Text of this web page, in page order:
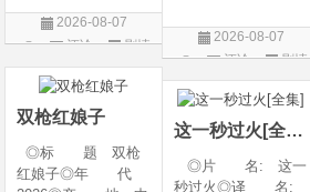
死亡的反面◎年
代: 2026◎产
别: 剧情 / 悬疑 / 惊
悚 / 犯罪◎语
2026-08-07
评论
剧情
片
(台)◎年 代: 20
25◎产 地: 法
剧情◎语 言:
法语 /
2026-08-07
评论
剧情
片
双枪红娘子
◎标 题 双枪
红娘子◎年 代
这一秒过火[全集]
◎片 名: 这一
秒过火◎译 名: